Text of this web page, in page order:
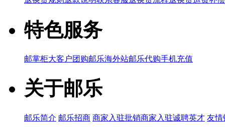
特色服务
邮掌柜大客户团购邮乐海外站邮乐代购手机充值
关于邮乐
邮乐简介 邮乐招商 商家入驻批销商家入驻诚聘英才 友情